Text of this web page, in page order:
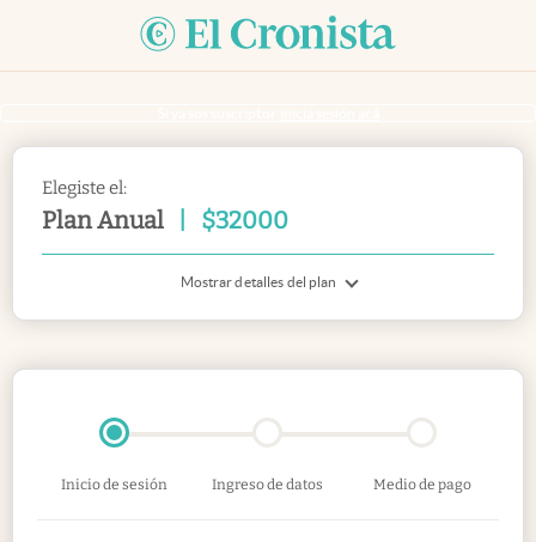
Elegiste el:
Plan Anual $32000
Mostrar detalles del plan
Inicio de sesión Ingreso de datos Medio de pago